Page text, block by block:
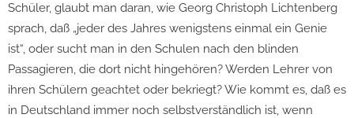
Schüler, glaubt man daran, wie Georg Christoph Lichtenberg
sprach, daß „jeder des Jahres wenigstens einmal ein Genie
ist“, oder sucht man in den Schulen nach den blinden
Passagieren, die dort nicht hingehören? Werden Lehrer von
ihren Schülern geachtet oder bekriegt? Wie kommt es, daß es
in Deutschland immer noch selbstverständlich ist, wenn